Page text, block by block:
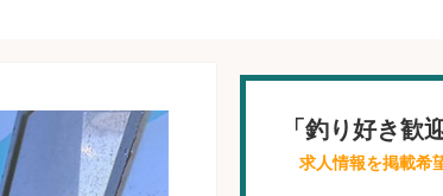
「釣り好き歓
求人情報を掲載希